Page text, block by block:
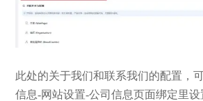
此处的关于我们和联系我们的配置，
信息-网站设置-公司信息页面绑定里设